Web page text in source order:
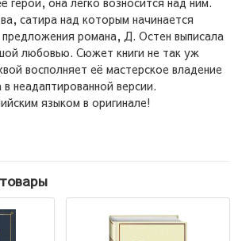
сатира над которым начинается
предложения романа, Д. Остен выписала
любовью. Сюжет книги не так уж
восполняет её мастерское владение
неадаптированной версии.
языком в оригинале!